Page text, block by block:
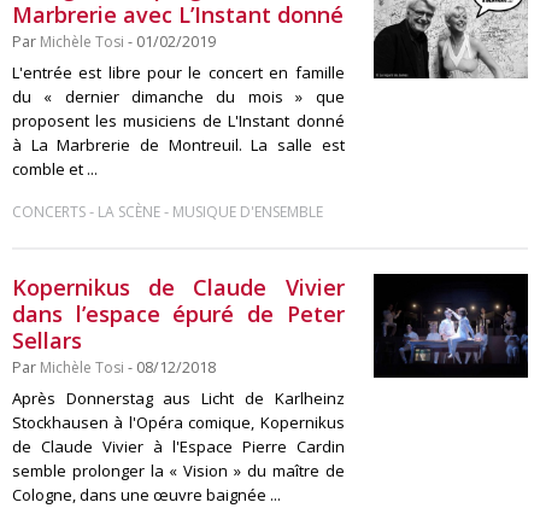
Marbrerie avec L’Instant donné
Par Michèle Tosi - 01/02/2019
L'entrée est libre pour le concert en famille
du « dernier dimanche du mois » que
proposent les musiciens de L'Instant donné
à La Marbrerie de Montreuil. La salle est
comble et ...
CONCERTS- LA SCÈNE- MUSIQUE D'ENSEMBLE
Kopernikus de Claude Vivier
dans l’espace épuré de Peter
Sellars
Par Michèle Tosi - 08/12/2018
Après Donnerstag aus Licht de Karlheinz
Stockhausen à l'Opéra comique, Kopernikus
de Claude Vivier à l'Espace Pierre Cardin
semble prolonger la « Vision » du maître de
Cologne, dans une œuvre baignée ...